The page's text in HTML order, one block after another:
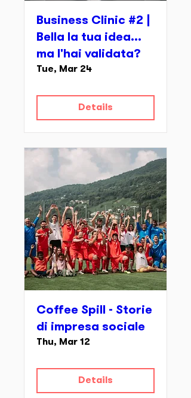
Business Clinic #2 |
Bella la tua idea...
ma l'hai validata?
Tue, Mar 24
Details
Coffee Spill - Storie
di impresa sociale
Thu, Mar 12
Details